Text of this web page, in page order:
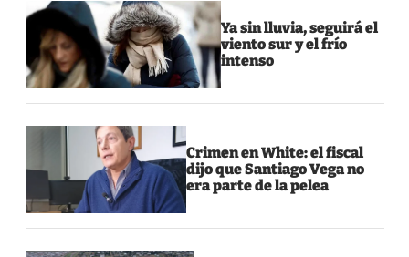
Ya sin lluvia, seguirá el
viento sur y el frío
intenso
Crimen en White: el fiscal
dijo que Santiago Vega no
era parte de la pelea